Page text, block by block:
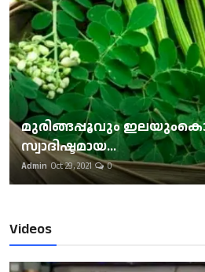
മുരിങ്ങപ്പൂവും
സ്വാദിഷ്ടമായ...
Admin Oct 29, 2021 0
Videos